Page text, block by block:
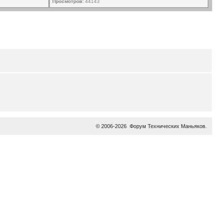
Просмотров: 44143
© 2006-2026Форум Технических Маньяков